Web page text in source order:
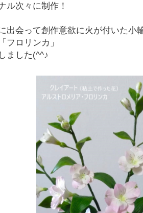
ル次々に制作！
出会って創作意欲に火が付いた小
フロリンカ」
ました(^^♪